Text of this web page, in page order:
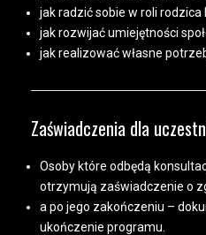
jak radzić sobie w roli
jak rozwijać umiejętności
jak realizować własne
Zaświadczenia dla
Osoby które odbędą
otrzymują zaświadczenie o
a po jego zakończeniu –
ukończenie programu.